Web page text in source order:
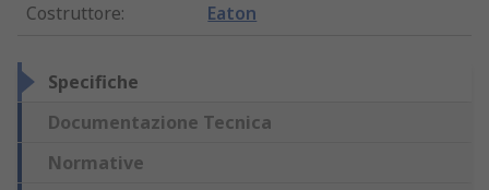
Costruttore: Eaton
Specifiche
Documentazione Tecnica
Normative